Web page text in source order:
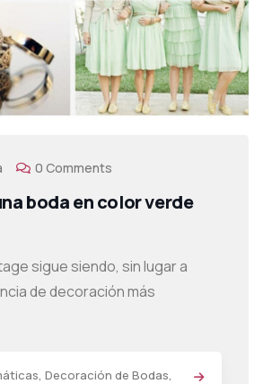
0 Comments
boda en color verde
sigue siendo, sin lugar a
de decoración más
, Decoración de Bodas,